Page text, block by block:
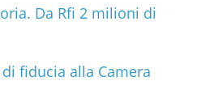
Da Rfi 2 milioni di
fiducia alla Camera